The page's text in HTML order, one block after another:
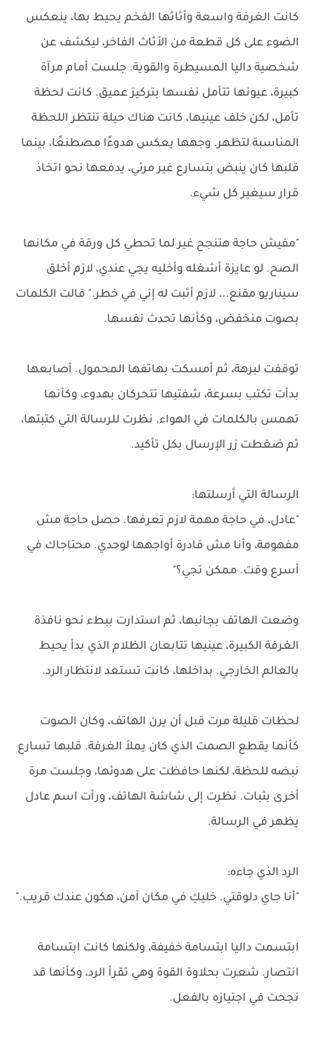
كانت الغرفة واسعة وأثاثها الفخم يحيط بها، ينعكس
الضوء على كل قطعة من الأثاث الفاخر، ليكشف عن
شخصية داليا المسيطرة والقوية. جلست أمام مرآة
كبيرة، عيونها تتأمل نفسها بتركيز عميق. كانت لحظة
تأمل، لكن خلف عينيها، كانت هناك حيلة تنتظر اللحظة
المناسبة لتظهر. وجهها يعكس هدوءًا مصطنعًا، بينما
قلبها كان ينبض بتسارع غير مرئي، يدفعها نحو اتخاذ
قرار سيغير كل شيء.
"مفيش حاجة هتنجح غير لما تحطي كل ورقة في مكانها
الصح. لو عايزة أشغله وأخليه يجي عندي، لازم أخلق
سيناريو مقنع... لازم أثبت له إني في خطر." قالت الكلمات
بصوت منخفض، وكأنها تحدث نفسها.
توقفت لبرهة، ثم أمسكت بهاتفها المحمول. أصابعها
بدأت تكتب بسرعة، شفتيها تتحركان بهدوء، وكأنها
تهمس بالكلمات في الهواء. نظرت للرسالة التي كتبتها،
ثم ضغطت زر الإرسال بكل تأكيد.
الرسالة التي أرسلتها:
"عادل، في حاجة مهمة لازم تعرفها. حصل حاجة مش
مفهومة، وأنا مش قادرة أواجهها لوحدي. محتاجاك في
أسرع وقت. ممكن تجي؟"
وضعت الهاتف بجانبها، ثم استدارت ببطء نحو نافذة
الغرفة الكبيرة، عينيها تتابعان الظلام الذي بدأ يحيط
بالعالم الخارجي. بداخلها، كانت تستعد لانتظار الرد.
لحظات قليلة مرت قبل أن يرن الهاتف، وكان الصوت
كأنما يقطع الصمت الذي كان يملأ الغرفة. قلبها تسارع
نبضه للحظة، لكنها حافظت على هدوئها، وجلست مرة
أخرى بثبات. نظرت إلى شاشة الهاتف، ورأت اسم عادل
يظهر في الرسالة.
الرد الذي جاءه:
"أنا جاي دلوقتي. خليكِ في مكان آمن، هكون عندك قريب."
ابتسمت داليا ابتسامة خفيفة، ولكنها كانت ابتسامة
انتصار. شعرت بحلاوة القوة وهي تقرأ الرد، وكأنها قد
نجحت في اجتيازه بالفعل.